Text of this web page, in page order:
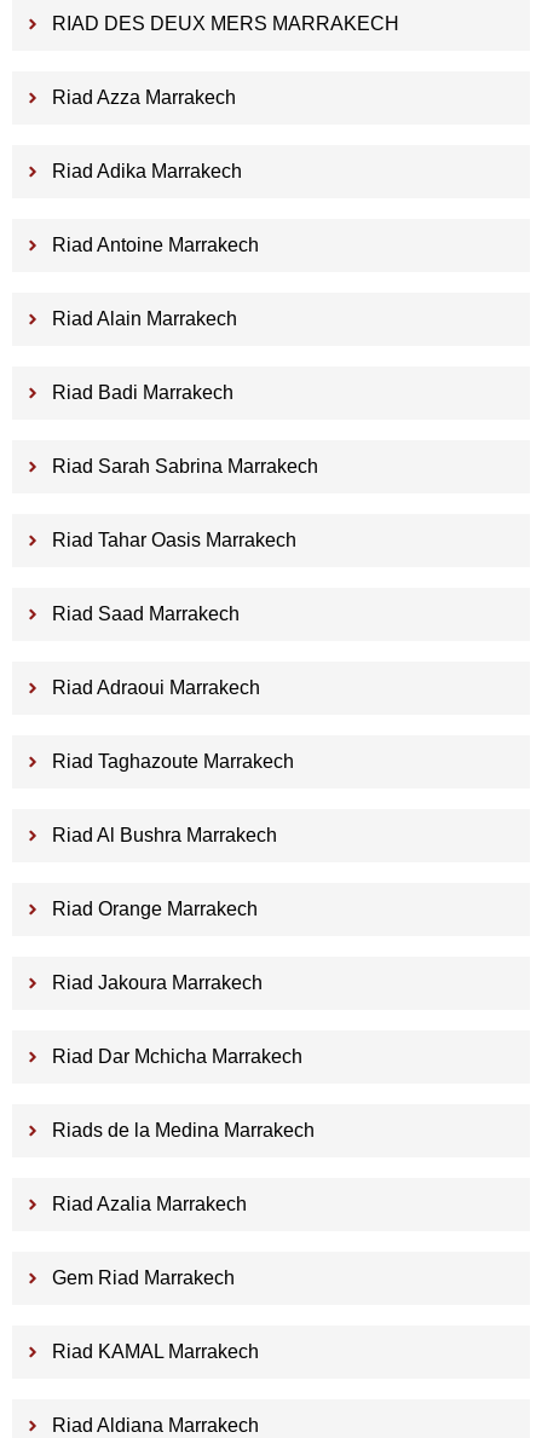
RIAD DES DEUX MERS MARRAKECH
Riad Azza Marrakech
Riad Adika Marrakech
Riad Antoine Marrakech
Riad Alain Marrakech
Riad Badi Marrakech
Riad Sarah Sabrina Marrakech
Riad Tahar Oasis Marrakech
Riad Saad Marrakech
Riad Adraoui Marrakech
Riad Taghazoute Marrakech
Riad Al Bushra Marrakech
Riad Orange Marrakech
Riad Jakoura Marrakech
Riad Dar Mchicha Marrakech
Riads de la Medina Marrakech
Riad Azalia Marrakech
Gem Riad Marrakech
Riad KAMAL Marrakech
Riad Aldiana Marrakech